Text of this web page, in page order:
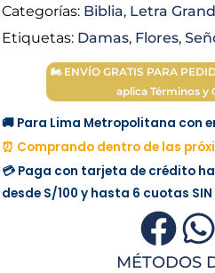
Categorías: Biblia, Letra
Etiquetas: Damas, Flores,
🏍 ENVÍO GRATIS PARA
aplica Términos y
🚚 Para Lima Metropolitana con
⏰ Comprando dentro de las
💳 Paga con tarjeta de crédito
desde S/100 y hasta 6 cuotas SIN
MÉTODOS